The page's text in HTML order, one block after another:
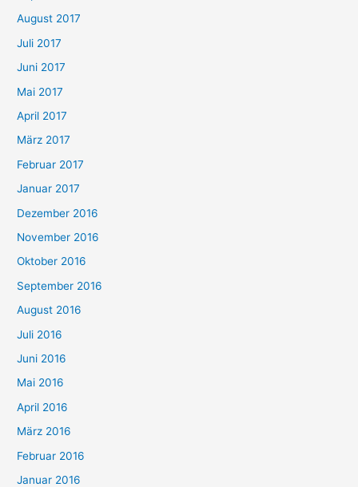
August 2017
Juli 2017
Juni 2017
Mai 2017
April 2017
März 2017
Februar 2017
Januar 2017
Dezember 2016
November 2016
Oktober 2016
September 2016
August 2016
Juli 2016
Juni 2016
Mai 2016
April 2016
März 2016
Februar 2016
Januar 2016